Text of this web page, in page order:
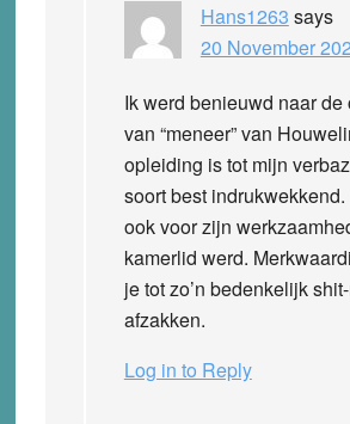
Hans1263 says
20 November
Ik werd benieuwd naar
van “meneer” van
opleiding is tot mijn
soort best
ook voor zijn
kamerlid werd.
je tot zo’n bedenkelijk
afzakken.
Log in to Reply